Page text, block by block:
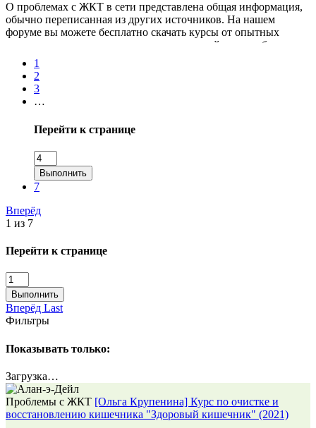
О проблемах с ЖКТ в сети представлена общая информация,
обычно переписанная из других источников. На нашем
форуме вы можете бесплатно скачать курсы от опытных
специалистов, которые рассказывают, какой должна быть
кислотность желудка, почему она сниженная, как влияет на
заболевания, откуда берется пищевая аллергия и т.д.
Информация будет полезна как обычному человеку, так и
практикующему врачу. Загрузить сливы можно с облака, что
куда быстрее, нежели с torrent.
1
2
3
…
Перейти к странице
Выполнить
7
Вперёд
1 из 7
Перейти к странице
Выполнить
Вперёд Last
Фильтры
Показывать только:
Загрузка…
Проблемы с ЖКТ [Ольга Крупенина] Курс по очистке и
восстановлению кишечника "Здоровый кишечник" (2021)